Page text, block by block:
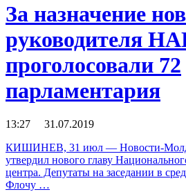
За назначение
руководителя
проголосовали 72
парламентария
13:27 31.07.2019
КИШИНЕВ, 31 июл — Новости-
утвердил нового главу
центра. Депутаты на заседании в
Флочу …